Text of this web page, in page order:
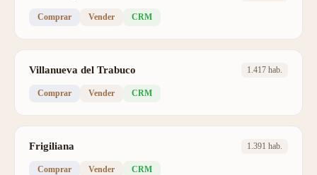
Comprar Vender CRM
Villanueva del Trabuco 1.417 hab.
Comprar Vender CRM
Frigiliana 1.391 hab.
Comprar Vender CRM